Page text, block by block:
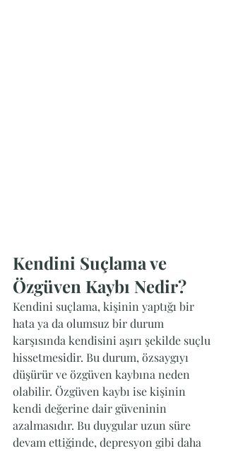
Kendini Suçlama ve
Özgüven Kaybı Nedir?
Kendini suçlama, kişinin yaptığı bir
hata ya da olumsuz bir durum
karşısında kendisini aşırı şekilde suçlu
hissetmesidir. Bu durum, özsaygıyı
düşürür ve özgüven kaybına neden
olabilir. Özgüven kaybı ise kişinin
kendi değerine dair güveninin
azalmasıdır. Bu duygular uzun süre
devam ettiğinde, depresyon gibi daha